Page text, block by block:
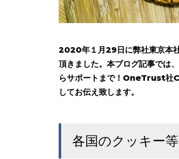
2020年１月29日に弊社東京本
頂きました。本ブログ記事では
らサポートまで！OneTrust社
してお伝え致します。
各国のクッキー